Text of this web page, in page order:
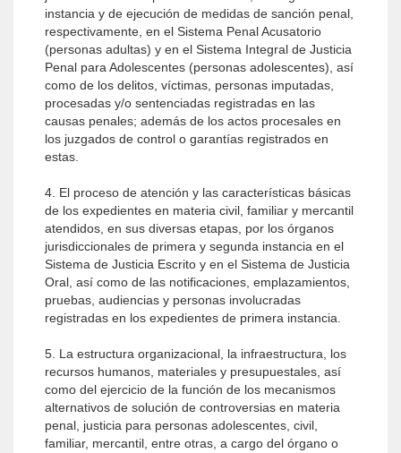
instancia y de ejecución de medidas de sanción penal,
respectivamente, en el Sistema Penal Acusatorio
(personas adultas) y en el Sistema Integral de Justicia
Penal para Adolescentes (personas adolescentes), así
como de los delitos, víctimas, personas imputadas,
procesadas y/o sentenciadas registradas en las
causas penales; además de los actos procesales en
los juzgados de control o garantías registrados en
estas.
4. El proceso de atención y las características básicas
de los expedientes en materia civil, familiar y mercantil
atendidos, en sus diversas etapas, por los órganos
jurisdiccionales de primera y segunda instancia en el
Sistema de Justicia Escrito y en el Sistema de Justicia
Oral, así como de las notificaciones, emplazamientos,
pruebas, audiencias y personas involucradas
registradas en los expedientes de primera instancia.
5. La estructura organizacional, la infraestructura, los
recursos humanos, materiales y presupuestales, así
como del ejercicio de la función de los mecanismos
alternativos de solución de controversias en materia
penal, justicia para personas adolescentes, civil,
familiar, mercantil, entre otras, a cargo del órgano o